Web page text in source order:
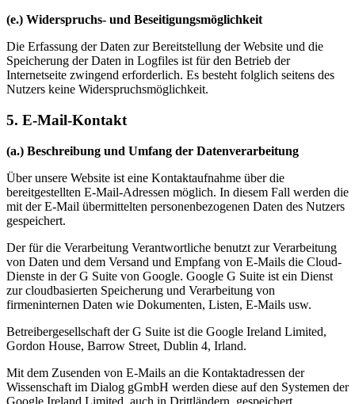
(e.) Widerspruchs- und Beseitigungsmöglichkeit
Die Erfassung der Daten zur Bereitstellung der Website und die
Speicherung der Daten in Logfiles ist für den Betrieb der
Internetseite zwingend erforderlich. Es besteht folglich seitens des
Nutzers keine Widerspruchsmöglichkeit.
5. E-Mail-Kontakt
(a.) Beschreibung und Umfang der Datenverarbeitung
Über unsere Website ist eine Kontaktaufnahme über die
bereitgestellten E-Mail-Adressen möglich. In diesem Fall werden die
mit der E-Mail übermittelten personenbezogenen Daten des Nutzers
gespeichert.
Der für die Verarbeitung Verantwortliche benutzt zur Verarbeitung
von Daten und dem Versand und Empfang von E-Mails die Cloud-
Dienste in der G Suite von Google. Google G Suite ist ein Dienst
zur cloudbasierten Speicherung und Verarbeitung von
firmeninternen Daten wie Dokumenten, Listen, E-Mails usw.
Betreibergesellschaft der G Suite ist die Google Ireland Limited,
Gordon House, Barrow Street, Dublin 4, Irland.
Mit dem Zusenden von E-Mails an die Kontaktadressen der
Wissenschaft im Dialog gGmbH werden diese auf den Systemen der
Google Ireland Limited, auch in Drittländern, gespeichert.